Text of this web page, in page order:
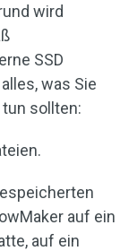
wird
SSD
was Sie
sollten:
auf ein
auf ein